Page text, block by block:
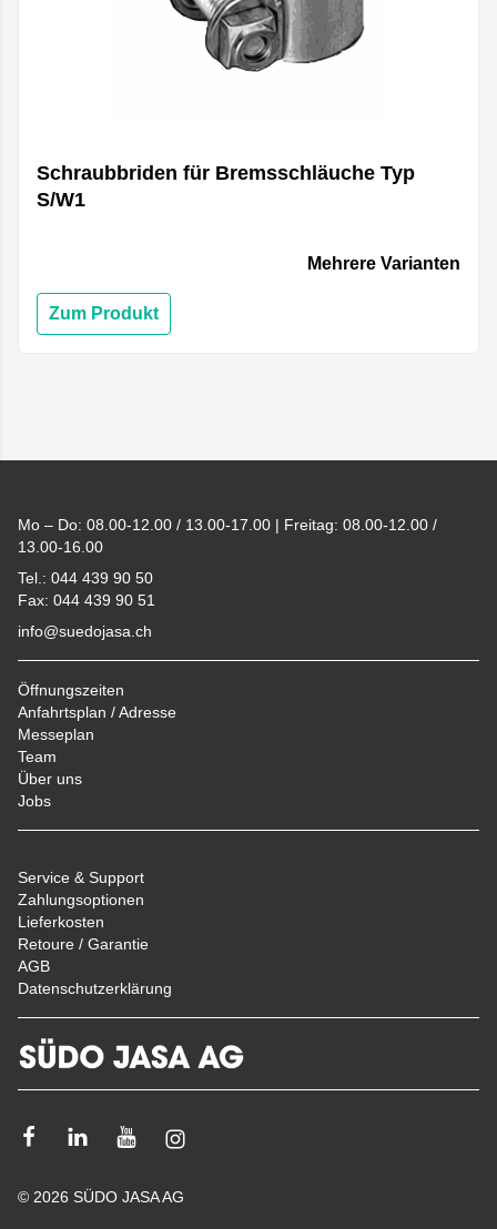
Schraubbriden für Bremsschläuche Typ
S/W1
Mehrere Varianten
Zum Produkt
Mo – Do: 08.00-12.00 / 13.00-17.00 | Freitag: 08.00-12.00 /
13.00-16.00
Tel.: 044 439 90 50
Fax: 044 439 90 51
info@suedojasa.ch
Öffnungszeiten
Anfahrtsplan / Adresse
Messeplan
Team
Über uns
Jobs
Service & Support
Zahlungsoptionen
Lieferkosten
Retoure / Garantie
AGB
Datenschutzerklärung
FacebookLinkedinYoutubeInstagram
© 2026 SÜDO JASA AG